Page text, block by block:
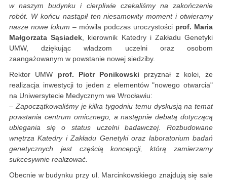
w naszym budynku i cierpliwie czekaliśmy na zakończenie
robót. W końcu nastąpił ten niesamowity moment i otwieramy
nasze nowe lokum – mówiła podczas uroczystości prof. Maria
Małgorzata Sąsiadek, kierownik Katedry i Zakładu Genetyki
UMW, dziękując władzom uczelni oraz osobom
zaangażowanym w powstanie nowej siedziby.
Rektor UMW prof. Piotr Ponikowski przyznał z kolei, że
realizacja inwestycji to jeden z elementów "nowego otwarcia"
na Uniwersytecie Medycznym we Wrocławiu:
– Zapoczątkowaliśmy je kilka tygodniu temu dyskusją na temat
powstania centrum omicznego, a następnie debatą dotyczącą
ubiegania się o status uczelni badawczej. Rozbudowane
wnętrza Katedry i Zakładu Genetyki oraz laboratorium badań
genetycznych jest częścią koncepcji, którą zamierzamy
sukcesywnie realizować.
Obecnie w budynku przy ul. Marcinkowskiego znajdują się sale